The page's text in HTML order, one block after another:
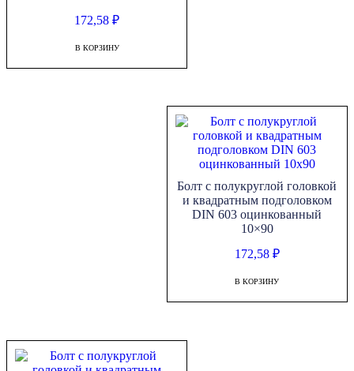
172,58₽
В КОРЗИНУ
Болт с полукруглой головкой
и квадратным подголовком
DIN 603 оцинкованный
10×90
172,58 ₽
В КОРЗИНУ